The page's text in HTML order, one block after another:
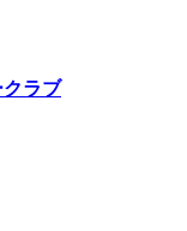
ラブ